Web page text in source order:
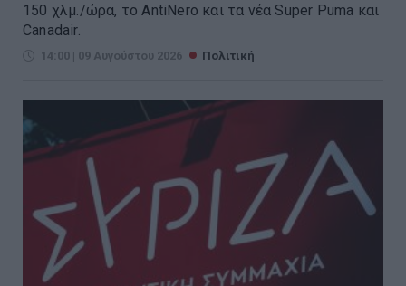
150 χλμ./ώρα, το AntiNero και τα νέα Super Puma και
Canadair.
14:00 | 09 Αυγούστου 2026 Πολιτική